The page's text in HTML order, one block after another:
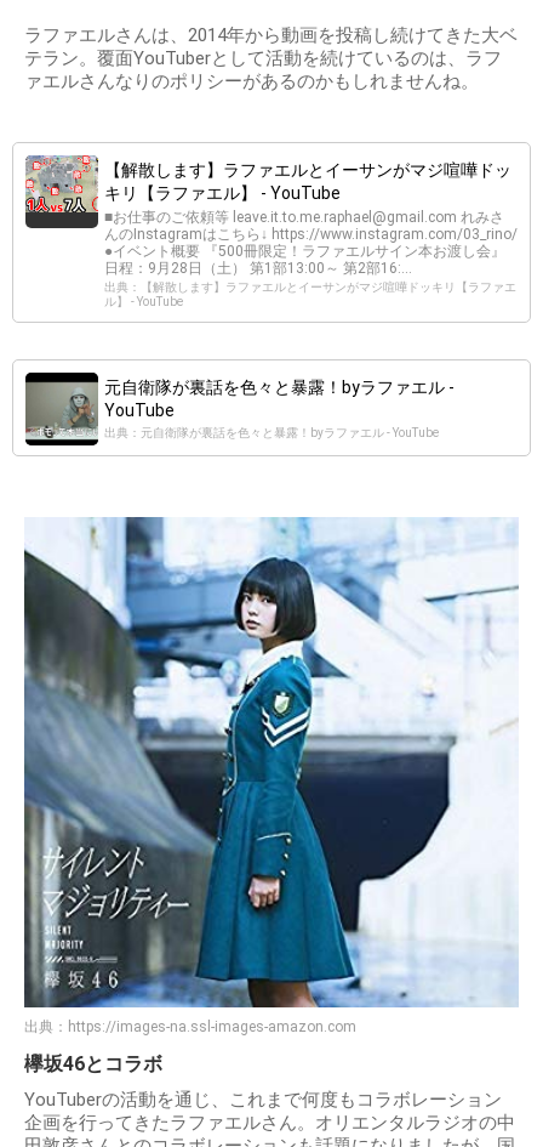
ラファエルさんは、2014年から動画を投稿し続けてきた大ベ
テラン。覆面YouTuberとして活動を続けているのは、ラフ
ァエルさんなりのポリシーがあるのかもしれませんね。
【解散します】ラファエルとイーサンがマジ喧嘩ドッ
キリ【ラファエル】 - YouTube
■お仕事のご依頼等 leave.it.to.me.raphael@gmail.com れみさ
んのInstagramはこちら↓ https://www.instagram.com/03_rino/
●イベント概要 『500冊限定！ラファエルサイン本お渡し会』
日程：9月28日（土） 第1部13:00～ 第2部16:...
出典：【解散します】ラファエルとイーサンがマジ喧嘩ドッキリ【ラファエ
ル】 - YouTube
元自衛隊が裏話を色々と暴露！byラファエル -
YouTube
出典：元自衛隊が裏話を色々と暴露！byラファエル - YouTube
出典： https://images-na.ssl-images-amazon.com
欅坂46とコラボ
YouTuberの活動を通じ、これまで何度もコラボレーション
企画を行ってきたラファエルさん。オリエンタルラジオの中